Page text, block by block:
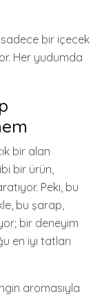
bir içecek
Her yudumda
bir alan
bir ürün,
Peki, bu
bu şarap,
bir deneyim
en iyi tatları
aromasıyla